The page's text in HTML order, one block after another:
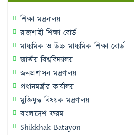
শিক্ষা মন্ত্রনালয়
রাজশাহী শিক্ষা বোর্ড
মাধ্যমিক ও উচ্চ মাধ্যমিক শিক্ষা বোর্ড
জাতীয় বিশ্ববিদ্যালয়
জনপ্রশাসন মন্ত্রণালয়
প্রধানমন্ত্রীর কার্যালয়
মুক্তিযুদ্ধ বিষয়ক মন্ত্রণালয়
বাংলাদেশ ফরম
Shikkhak Batayon